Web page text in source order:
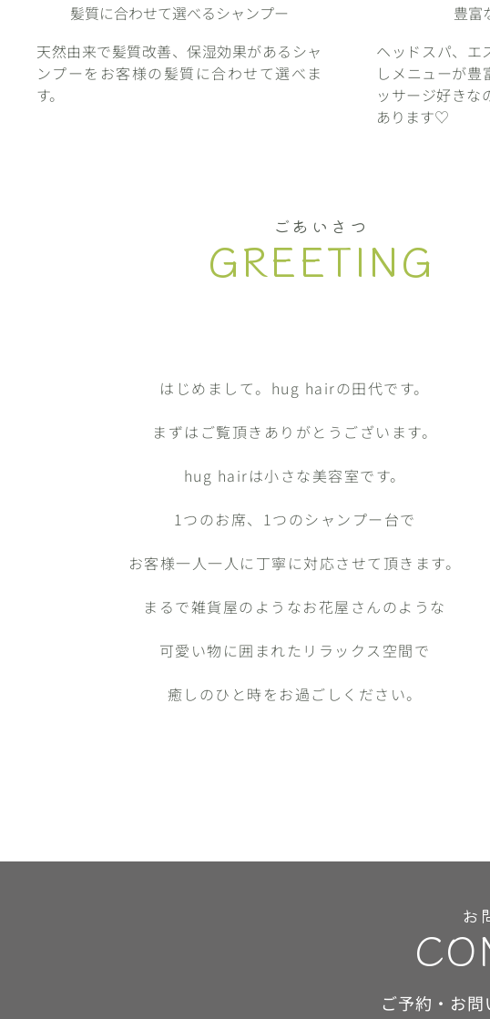
髪質に合わせて選べるシャンプー
天然由来で髪質改善、保湿効果があるシャ
ンプーをお客様の髪質に合わせて選べま
す。
豊富
ヘッドスパ、エ
しメニューが豊
ッサージ好きな
あります♡
ごあいさつ
GREETING
はじめまして。hug hairの田代です。
まずはご覧頂きありがとうございます。
hug hairは小さな美容室です。
1つのお席、1つのシャンプー台で
お客様一人一人に丁寧に対応させて頂きます。
まるで雑貨屋のようなお花屋さんのような
可愛い物に囲まれたリラックス空間で
癒しのひと時をお過ごしください。
お
ご予約・お